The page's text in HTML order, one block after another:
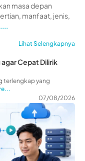
masa depan
manfaat, jenis,
Lihat Selengkapnya
Cepat Dilirik
terlengkap yang
07/08/2026